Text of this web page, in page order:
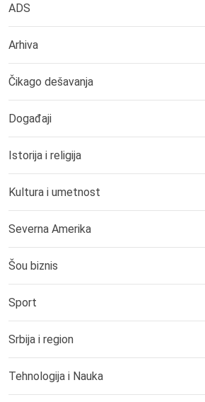
ADS
Arhiva
Čikago dešavanja
Događaji
Istorija i religija
Kultura i umetnost
Severna Amerika
Šou biznis
Sport
Srbija i region
Tehnologija i Nauka